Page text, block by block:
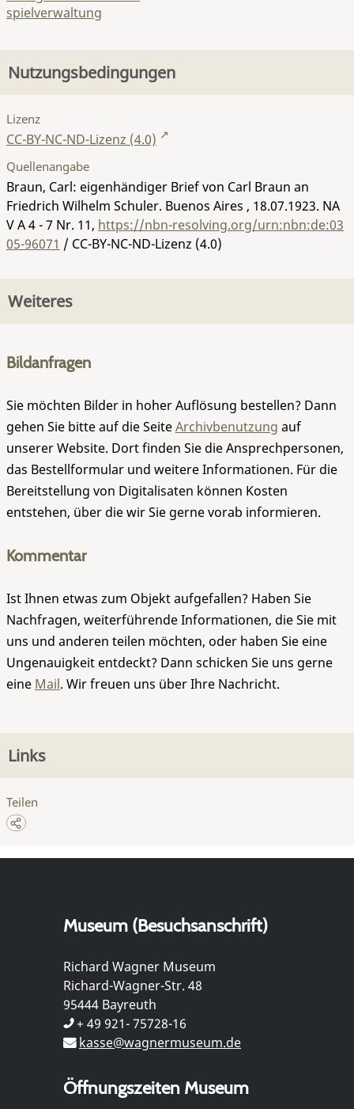
spielverwaltung
Nutzungsbedingungen
Lizenz
CC-BY-NC-ND-Lizenz (4.0)
Quellenangabe
Braun, Carl: eigenhändiger Brief von Carl Braun an
Friedrich Wilhelm Schuler. Buenos Aires , 18.07.1923. NA
V A 4 - 7 Nr. 11, https://nbn-resolving.org/urn:nbn:de:03
05-96071 / CC-BY-NC-ND-Lizenz (4.0)
Weiteres
Bildanfragen
Sie möchten Bilder in hoher Auflösung bestellen? Dann
gehen Sie bitte auf die SeiteArchivbenutzung auf
unserer Website. Dort finden Sie die Ansprechpersonen,
das Bestellformular und weitere Informationen. Für die
Bereitstellung von Digitalisaten können Kosten
entstehen, über die wir Sie gerne vorab informieren.
Kommentar
Ist Ihnen etwas zum Objekt aufgefallen? Haben Sie
Nachfragen, weiterführende Informationen, die Sie mit
uns und anderen teilen möchten, oder haben Sie eine
Ungenauigkeit entdeckt? Dann schicken Sie uns gerne
eine Mail. Wir freuen uns über Ihre Nachricht.
Links
Teilen
Museum (Besuchsanschrift)
Richard Wagner Museum
Richard-Wagner-Str. 48
95444 Bayreuth
+ 49 921- 75728-16
kasse@wagnermuseum.de
Öffnungszeiten Museum